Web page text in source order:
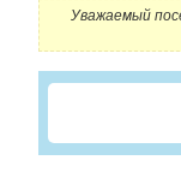
Уважаемый